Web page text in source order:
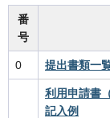
番
号
0 提出書類一
利用申請書
記入例